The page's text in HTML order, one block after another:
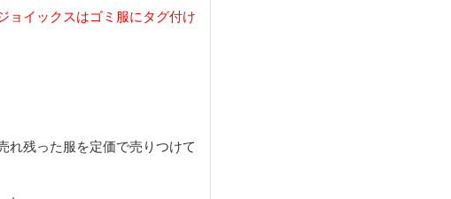
ョイックスはゴミ服にタグ付け
れ残った服を定価で売りつけて